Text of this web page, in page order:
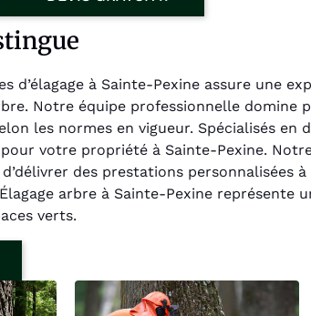
d’élagage à Sainte-Pexine assure une
Notre équipe professionnelle domine
les normes en vigueur. Spécialisés en
pour votre propriété à Sainte-Pexine.
des prestations personnalisées
arbre à Sainte-Pexine représente
verts.